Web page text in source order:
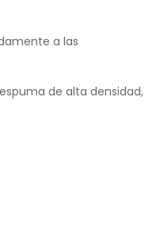
a las
de alta densidad,